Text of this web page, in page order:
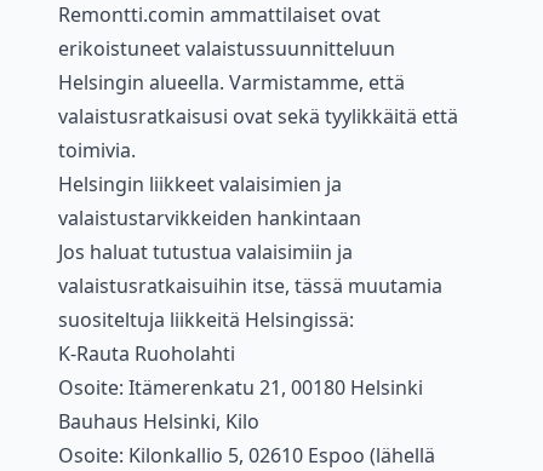
Remontti.comin ammattilaiset ovat
erikoistuneet valaistussuunnitteluun
Helsingin alueella. Varmistamme, että
valaistusratkaisusi ovat sekä tyylikkäitä että
toimivia.
Helsingin liikkeet valaisimien ja
valaistustarvikkeiden hankintaan
Jos haluat tutustua valaisimiin ja
valaistusratkaisuihin itse, tässä muutamia
suositeltuja liikkeitä Helsingissä:
K-Rauta Ruoholahti
Osoite: Itämerenkatu 21, 00180 Helsinki
Bauhaus Helsinki, Kilo
Osoite: Kilonkallio 5, 02610 Espoo (lähellä